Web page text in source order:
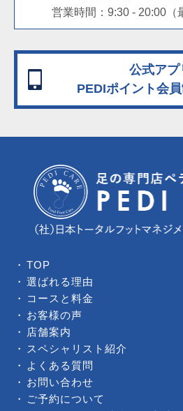
営業時間：9:30 - 20:00（
公式アプ
PEDIポイント会
TOP
選ばれる理由
コースと料金
お客様の声
店舗案内
スペシャリスト紹介
よくある質問
お問い合わせ
ご予約について